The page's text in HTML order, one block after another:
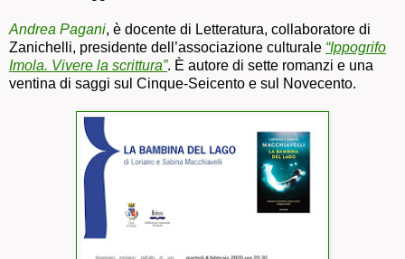
Andrea Pagani, è docente di Letteratura, collaboratore di
Zanichelli, presidente dell’associazione culturale “Ippogrifo
Imola. Vivere la scrittura”. È autore di sette romanzi e una
ventina di saggi sul Cinque-Seicento e sul Novecento.